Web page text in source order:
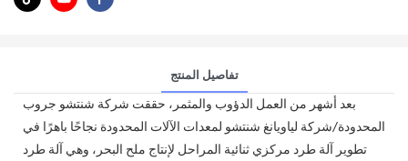
تفاصيل المنتج
بعد أشهر من العمل الدؤوب والمثمر، حققت شركة شنتشو جروب
المحدودة/شركة لياويانغ شنتشو لمعدات الآلات المحدودة نجاحًا باهرًا في
تطوير آلة طرد مركزي ثنائية المراحل لإنتاج ملح البحر، وهي آلة طرد